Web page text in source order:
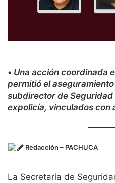
• Una acción coordinada
permitió el
subdirector de Seguridad
expolicía, vinculados con
Redacción – PACHUCA
La Secretaría de